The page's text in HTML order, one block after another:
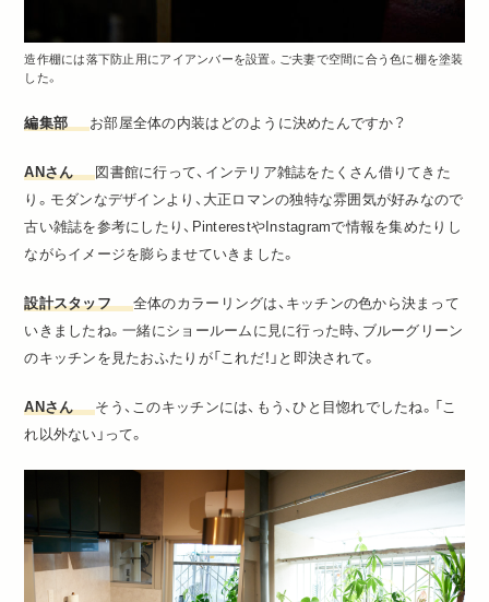
造作棚には落下防止用にアイアンバーを設置。ご夫妻で空間に合う色に棚を塗装
した。
編集部 お部屋全体の内装はどのように決めたんですか？
ANさん
図書館に行って、インテリア雑誌をたくさん借りてきた
り。モダンなデザインより、大正ロマンの独特な雰囲気が好みなので
古い雑誌を参考にしたり、PinterestやInstagramで情報を集めたりし
ながらイメージを膨らませていきました。
設計スタッフ
全体のカラーリングは、キッチンの色から決まって
いきましたね。一緒にショールームに見に行った時、ブルーグリーン
のキッチンを見たおふたりが「これだ！」と即決されて。
ANさん
そう、このキッチンには、もう、ひと目惚れでしたね。「こ
れ以外ない」って。